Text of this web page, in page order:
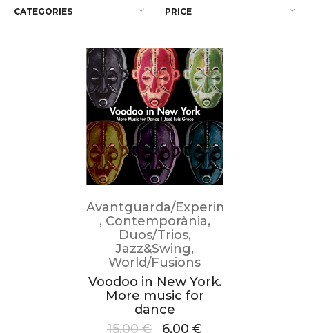
CATEGORIES PRICE
Avantguarda/Experimental
, Contemporània,
Duos/Trios,
Jazz&Swing,
World/Fusions
Voodoo in New York.
More music for
dance
15,00€ 6,00 €